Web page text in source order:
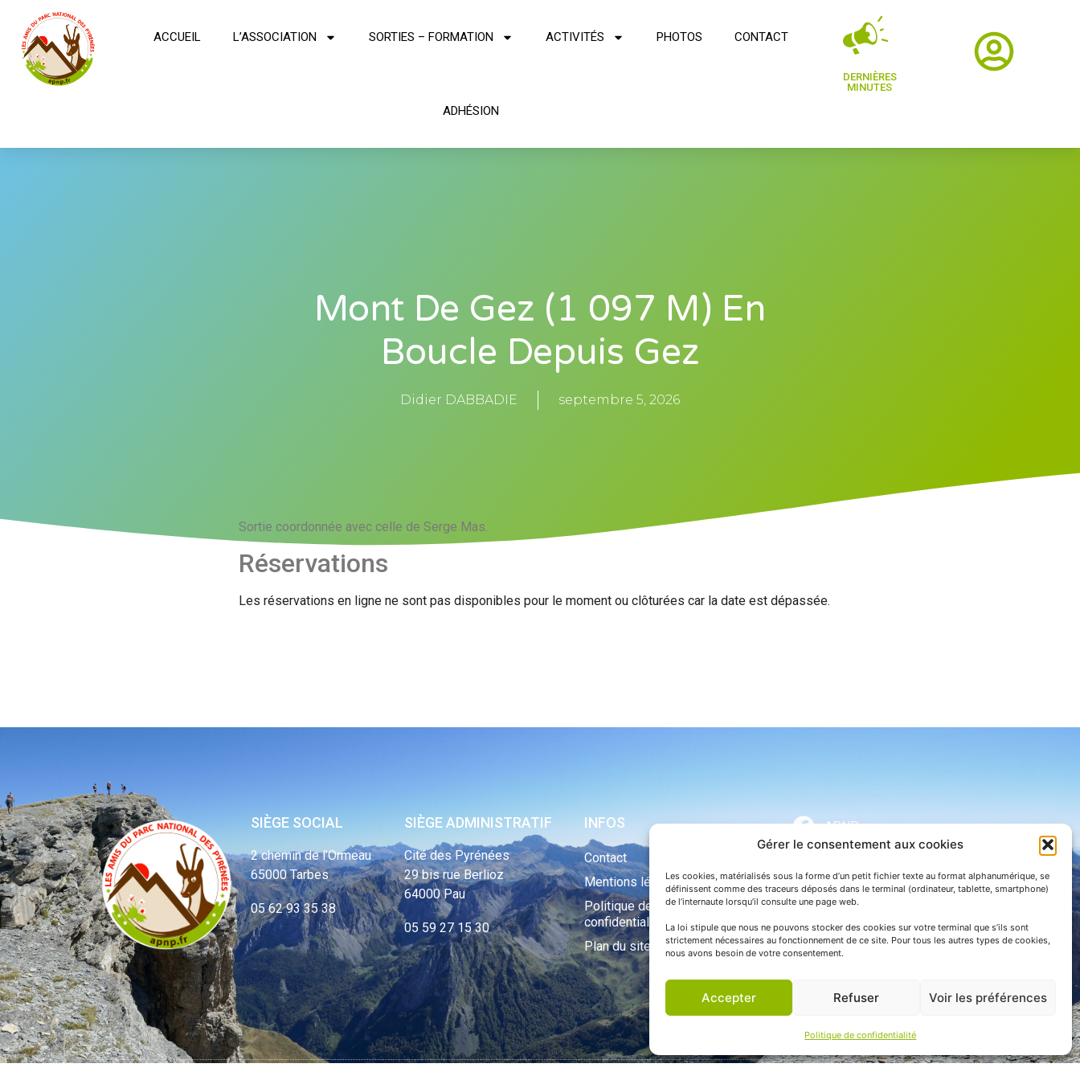
Gérer le consentement aux cookies
Les cookies, matérialisés sous la forme d’un petit fichier texte au format alphanumérique, se
définissent comme des traceurs déposés dans le terminal (ordinateur, tablette, smartphone)
de l’internaute lorsqu’il consulte une page web.
La loi stipule que nous ne pouvons stocker des cookies sur votre terminal que s’ils sont
strictement nécessaires au fonctionnement de ce site. Pour tous les autres types de cookies,
nous avons besoin de votre consentement.
Accepter Refuser Voir les préférences
Politique de confidentialité
ACCUEIL L’ASSOCIATION SORTIES – FORMATION ACTIVITÉS PHOTOS CONTACT
ADHÉSION
DERNIÈRES
MINUTES
Mont De Gez (1 097 M) En
Boucle Depuis Gez
Didier DABBADIE septembre 5, 2026
Sortie coordonnée avec celle de Serge Mas.
Réservations
Les réservations en ligne ne sont pas disponibles pour le moment ou clôturées car la date est dépassée.
SIÈGE SOCIAL
2 chemin de l’Ormeau
65000 Tarbes
05 62 93 35 38
SIÈGE ADMINISTRATIF
Cité des Pyrénées
29 bis rue Berlioz
64000 Pau
05 59 27 15 30
INFOS
Contact
Mentions légales
Politique de
confidentialité
Plan du site
APNP
Parc national des Pyrénées